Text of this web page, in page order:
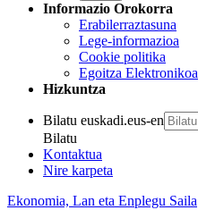
Informazio Orokorra
Erabilerraztasuna
Lege-informazioa
Cookie politika
Egoitza Elektronikoa
Hizkuntza
Bilatu euskadi.eus-en
Bilatu
Kontaktua
Nire karpeta
Ekonomia, Lan eta Enplegu Saila